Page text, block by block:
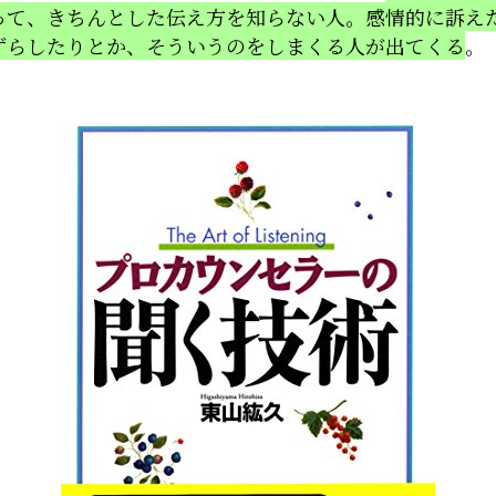
て、きちんとした伝え方を知らない人。感情的に訴え
したりとか、そういうのをしまくる人が出てくる。